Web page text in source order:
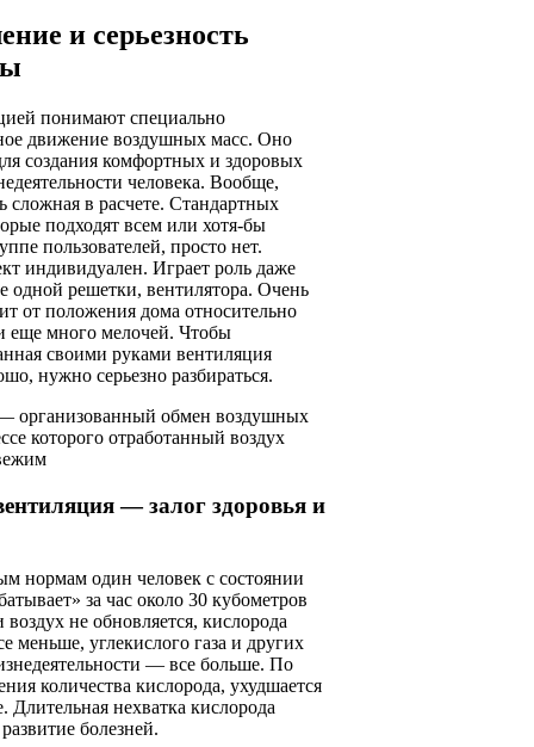
и серьезность
понимают специально
движение воздушных масс. Оно
создания комфортных и здоровых
человека. Вообще,
сложная в расчете. Стандартных
подходят всем или хотя-бы
пользователей, просто нет.
индивидуален. Играет роль даже
одной решетки, вентилятора. Очень
от положения дома относительно
еще много мелочей. Чтобы
своими руками вентиляция
нужно серьезно разбираться.
организованный обмен воздушных
которого отработанный воздух
— залог здоровья и
нормам один человек с состоянии
за час около 30 кубометров
воздух не обновляется, кислорода
меньше, углекислого газа и других
— все больше. По
количества кислорода, ухудшается
Длительная нехватка кислорода
болезней.